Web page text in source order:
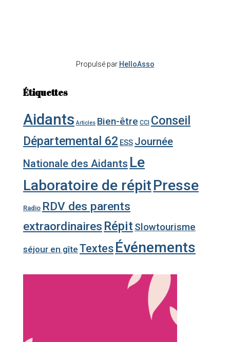
Propulsé par HelloAsso
Étiquettes
Aidants Articles Bien-être CCI Conseil
Départemental 62 ESS Journée
Nationale des Aidants Le
Laboratoire de répitPresse
Radio RDV des parents
extraordinaires RépitSlowtourisme
séjour en gîte Textes Événements